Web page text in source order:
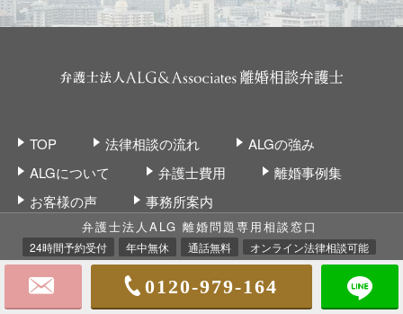
TOP 法律相談の流れ
ALGの強み
ALGについて
弁護士費用
離婚事例集
お客様の声
事務所案内
弁護士法人ALG 離婚問題専用相談窓口
24時間予約受付 年中無休 通話無料 オンライン法律相談可能
0120-979-164